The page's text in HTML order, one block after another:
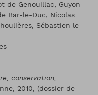
de Genouillac, Guyon
Bar-le-Duc, Nicolas
Sébastien le
conservation,
2010, (dossier de